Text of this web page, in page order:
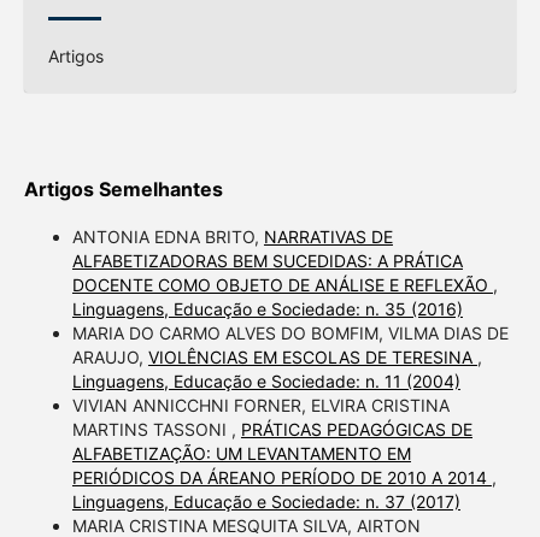
Artigos
Artigos Semelhantes
ANTONIA EDNA BRITO, NARRATIVAS DE
ALFABETIZADORAS BEM SUCEDIDAS: A PRÁTICA
DOCENTE COMO OBJETO DE ANÁLISE E REFLEXÃO ,
Linguagens, Educação e Sociedade: n. 35 (2016)
MARIA DO CARMO ALVES DO BOMFIM, VILMA DIAS DE
ARAUJO, VIOLÊNCIAS EM ESCOLAS DE TERESINA ,
Linguagens, Educação e Sociedade: n. 11 (2004)
VIVIAN ANNICCHNI FORNER, ELVIRA CRISTINA
MARTINS TASSONI , PRÁTICAS PEDAGÓGICAS DE
ALFABETIZAÇÃO: UM LEVANTAMENTO EM
PERIÓDICOS DA ÁREANO PERÍODO DE 2010 A 2014 ,
Linguagens, Educação e Sociedade: n. 37 (2017)
MARIA CRISTINA MESQUITA SILVA, AIRTON